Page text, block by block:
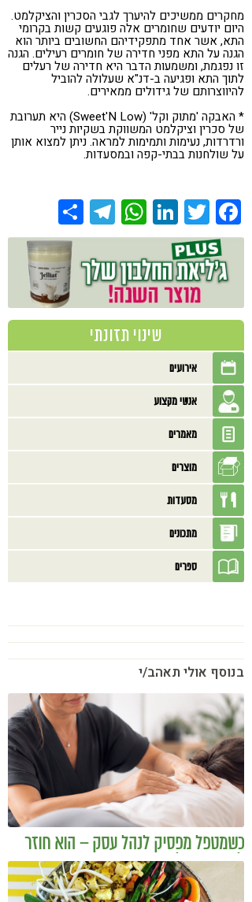
מחקרים ממשיכים להיערך לגבי הסכרין והציקלמט.
היום יודעים שחומרים אלה פוגעים קשות בקרומי
התא, אשר אחד מתפקידיהם החשובים ביותר הוא
הגנה על התא מפני חדירה של חומרים רעילים. הגנה
זו נפגמת, ומשמעות הדבר היא חדירה של רעלים
לתוך התא ופגיעה ב-דנ"א שעלולה להוביל
להיווצרותם של גידולים ממאירים.
* האבקה 'מתוק וקל' (Sweet'N Low) היא תערובת
של סכרין וציקלמט המשווקת בשקיות נייר
ורדרדות, נעימות ותמימות למראה. ניתן למצוא אותן
על שולחנות בבתי-קפה ובמסעדות.
Facebook
Twitter
LinkedIn
WhatsApp
Telegram
שינוי תזונתי
אירועים
אנשי מקצוע
מאמרים
מוצרים
מסעדות
מתכונים
ספרים
בנוסף אולי תאהב/י
כשמטפל מפסיק לנהל עסק – הוא חוזר
להיות מטפל